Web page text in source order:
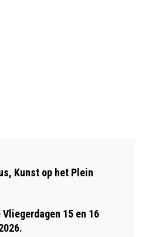
DE
WITHAGEN HET
IN BERGEN
Kunst op het Plein
15 en 16